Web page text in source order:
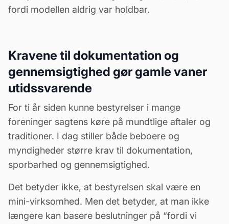
fordi modellen aldrig var holdbar.
Kravene til dokumentation og
gennemsigtighed gør gamle vaner
utidssvarende
For ti år siden kunne bestyrelser i mange
foreninger sagtens køre på mundtlige aftaler og
traditioner. I dag stiller både beboere og
myndigheder større krav til dokumentation,
sporbarhed og gennemsigtighed.
Det betyder ikke, at bestyrelsen skal være en
mini-virksomhed. Men det betyder, at man ikke
længere kan basere beslutninger på “fordi vi